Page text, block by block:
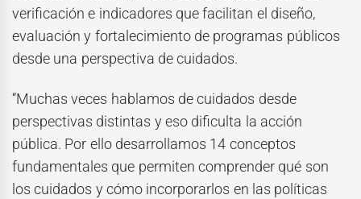
verificación e indicadores que facilitan el diseño,
evaluación y fortalecimiento de programas públicos
desde una perspectiva de cuidados.
“Muchas veces hablamos de cuidados desde
perspectivas distintas y eso dificulta la acción
pública. Por ello desarrollamos 14 conceptos
fundamentales que permiten comprender qué son
los cuidados y cómo incorporarlos en las políticas